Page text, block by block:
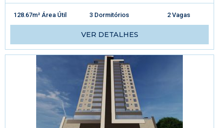
128.67m² Área Útil 3 Dormitórios 2 Vagas
VER DETALHES